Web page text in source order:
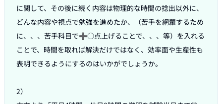
に関して、その後に続く内容は物理的な時間の捻出以外に、
どんな内容や視点で勉強を進めたか、（苦手を網羅するため
に、、、苦手科目で➕○点上げることで、、、等）を入れる
ことで、時間を取れば解決だけではなく、効率面や生産性も
表明できるようにするのはいかがでしょうか。
2）